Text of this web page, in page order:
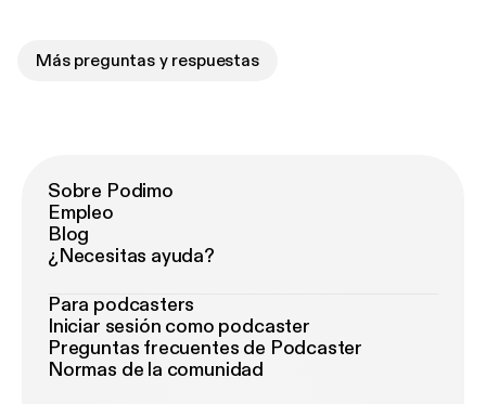
Más preguntas y respuestas
Sobre Podimo
Empleo
Blog
¿Necesitas ayuda?
Para podcasters
Iniciar sesión como podcaster
Preguntas frecuentes de Podcaster
Normas de la comunidad